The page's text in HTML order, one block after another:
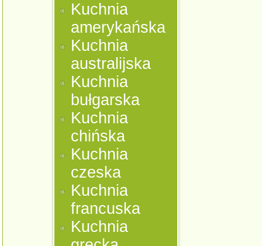
Kuchnia
amerykańska
Kuchnia
australijska
Kuchnia
bułgarska
Kuchnia
chińska
Kuchnia
czeska
Kuchnia
francuska
Kuchnia